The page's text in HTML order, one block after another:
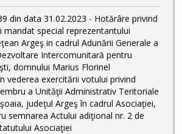
din data 31.02.2023 - Hotărâre privind
mandat special reprezentantului
Argeş in cadrul Adunării Generale a
Intercomunitară pentru
domnului Marius Florinel
vederea exercitării votului privind
a Unităţii Administrativ Teritoriale
judeţul Argeş în cadrul Asociaţiei,
semnarea Actului adiţional nr. 2 de
Asociaţiei